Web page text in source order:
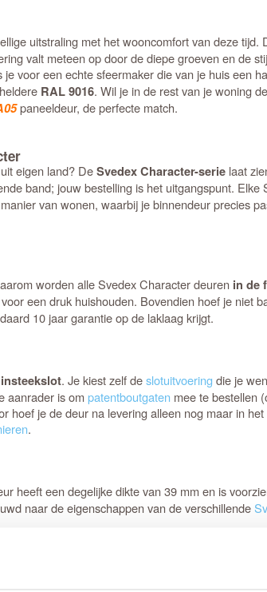
uitstraling met het wooncomfort van deze
valt meteen op door de diepe groeven en de
je voor een echte sfeermaker die van je huis een
RAL 9016. Wil je in de rest van je woning
paneeldeur, de perfecte match.
eigen land? DeSvedex Character-serie laat
band; jouw bestelling is het uitgangspunt.
van wonen, waarbij je binnendeur precies
worden alle Svedex Character deuren in de
een druk huishouden. Bovendien hoef je niet
10 jaar garantie op de laklaag krijgt.
. Je kiest zelf deslotuitvoeringdie je
aanrader is ompatentboutgaten mee te bestellen
je de deur na levering alleen nog maar in
.
heeft een degelijke dikte van 39 mm en is
naar de eigenschappen van de verschillende
124 mm en de extra hoge onderdorpel van
het design helemaal compleet maakt.